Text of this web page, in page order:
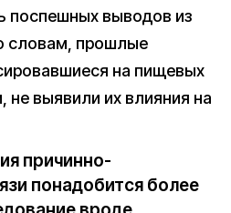
поспешных выводов из
словам, прошлые
на пищевых
не выявили их влияния на
причинно-
понадобится более